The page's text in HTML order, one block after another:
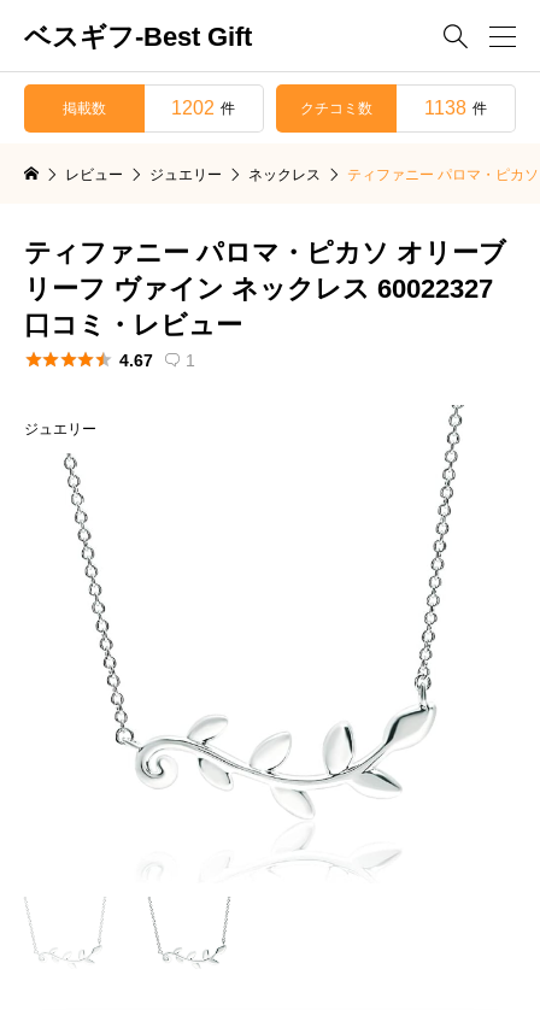
ベスギフ-Best Gift 
掲載数 1202 件 クチコミ数 1138 件
レビュー ジュエリー ネックレス ティファニー パロマ・ピカ
ティファニー パロマ・ピカソ オリーブ
リーフ ヴァイン ネックレス 60022327
口コミ・レビュー
 4.67  1
ジュエリー